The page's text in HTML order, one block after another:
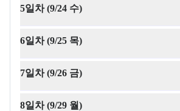
5일차 (9/24 수)
6일차 (9/25 목)
7일차 (9/26 금)
8일차 (9/29 월)